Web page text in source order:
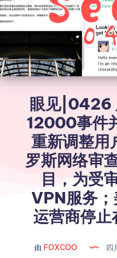
眼见|0426
12000事件
重新调整用
罗斯网络审
目，为受
VPN服务
运营商停止
由 FOXCOO 四